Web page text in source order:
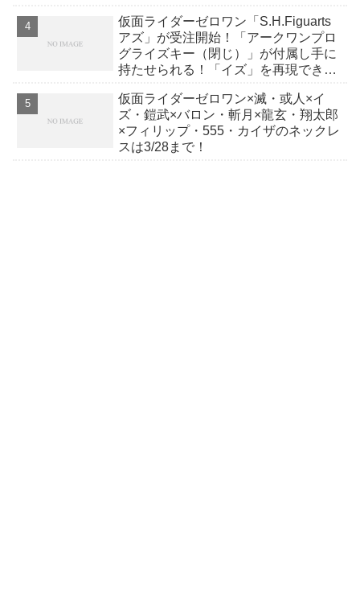
仮面ライダーゼロワン「S.H.Figuarts
アズ」が受注開始！「アークワンプロ
グライズキー（閉じ）」が付属し手に
持たせられる！「イズ」を再現できる
仮面ライダーゼロワン×滅・或人×イ
ズ・鎧武×バロン・斬月×龍玄・翔太郎
×フィリップ・555・カイザのネックレ
スは3/28まで！